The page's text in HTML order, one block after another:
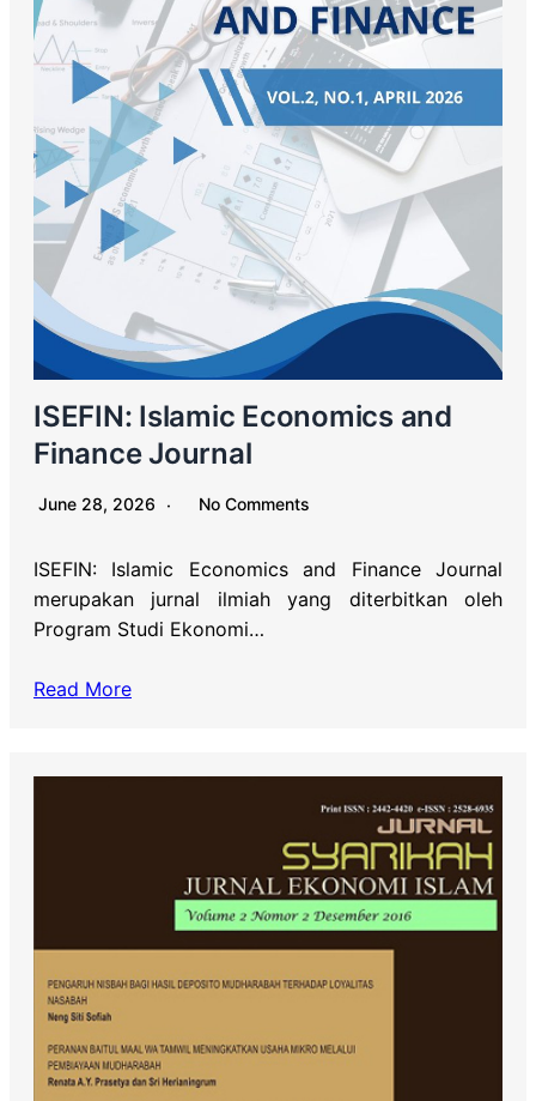
ISEFIN: Islamic Economics and
Finance Journal
June 28, 2026 No Comments
ISEFIN: Islamic Economics and Finance Journal
merupakan jurnal ilmiah yang diterbitkan oleh
Program Studi Ekonomi…
Read More